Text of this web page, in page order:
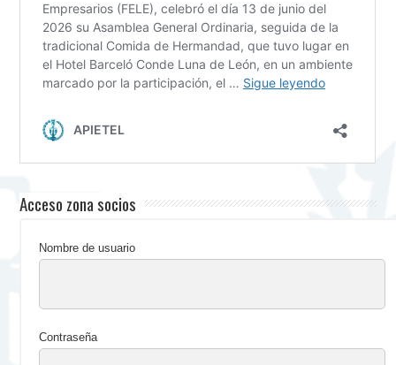
Acceso zona socios
Nombre de usuario
Contraseña